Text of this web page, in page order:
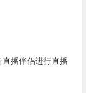
播伴侣进行直播